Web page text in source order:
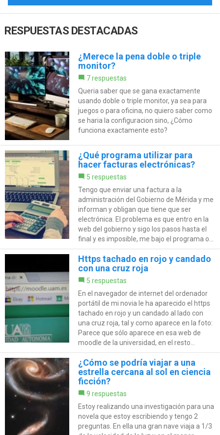
RESPUESTAS DESTACADAS
¿Merece la pena doble o triple
monitor?
7 respuestas
Queria saber que se gana exactamente
usando doble o triple monitor, ya sea para
juegos o para oficina, no quiero saber como
se haria la configuracion sino, ¿Cómo
funciona exactamente esto?
¿Qué programa utilizar para
hacer facturas electrónicas?
5 respuestas
Tengo que enviar una factura a la
administración del Gobierno de Mérida y me
informan y obligan que tiene que ser
electrónica. El problema es que entro en la
web del gobierno y sigo los pasos hasta el
final y es imposible, me bajo el programa o...
Https tachado en rojo y candado
con una cruz roja
5 respuestas
En el navegador de internet del ordenador
portátil de mi novia le ha aparecido el https
tachado en rojo y un candado al lado con
una cruz roja, tal y como aparece en la foto:
Parece que sólo aparece en esa web de
moodle de la universidad, en el resto...
¿Cómo se podría viajar a una
estrella cercana al sol en ciencia
ficción?
9 respuestas
Estoy realizando una investigación para una
novela que estoy escribiendo y tengo 2
preguntas. En ella una gran nave viaja a 1/3